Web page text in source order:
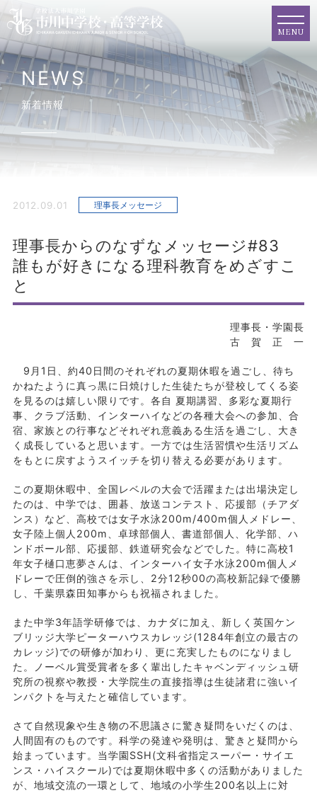
MENU
NEWS
新着情報
2012.09.01 理事長メッセージ
理事長からのなずなメッセージ#83
誰もが好きになる理科教育をめざすこ
と
理事長・学園長
古 賀 正 一
9月1日、約40日間のそれぞれの夏期休暇を過ごし、待ち
かねたように真っ黒に日焼けした生徒たちが登校してくる姿
を見るのは嬉しい限りです。各自 夏期講習、多彩な夏期行
事、クラブ活動、インターハイなどの各種大会への参加、合
宿、家族との行事などそれぞれ意義ある生活を過ごし、大き
く成長していると思います。一方では生活習慣や生活リズム
をもとに戻すようスイッチを切り替える必要があります。
この夏期休暇中、全国レベルの大会で活躍または出場決定し
たのは、中学では、囲碁、放送コンテスト、応援部（チアダ
ンス）など、高校では女子水泳200m/400m個人メドレー、
女子陸上個人200m、卓球部個人、書道部個人、化学部、ハ
ンドボール部、応援部、鉄道研究会などでした。特に高校1
年女子樋口恵夢さんは、インターハイ女子水泳200m個人メ
ドレーで圧倒的強さを示し、2分12秒00の高校新記録で優勝
し、千葉県森田知事からも祝福されました。
また中学3年語学研修では、カナダに加え、新しく英国ケン
ブリッジ大学ピーターハウスカレッジ(1284年創立の最古の
カレッジ)での研修が加わり、更に充実したものになりまし
た。ノーベル賞受賞者を多く輩出したキャベンディッシュ研
究所の視察や教授・大学院生の直接指導は生徒諸君に強いイ
ンパクトを与えたと確信しています。
さて自然現象や生き物の不思議さに驚き疑問をいだくのは、
人間固有のものです。科学の発達や発明は、驚きと疑問から
始まっています。当学園SSH(文科省指定スーパー・サイエ
ンス・ハイスクール)では夏期休暇中多くの活動がありました
が、地域交流の一環として、地域の小学生200名以上に対